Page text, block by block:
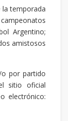
la temporada
Argentino;
amistosos
o por partido
sitio oficial
electrónico: